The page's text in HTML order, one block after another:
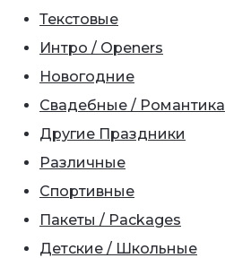
Текстовые
Интро / Openers
Новогодние
Свадебные / Романтика
Другие Праздники
Различные
Спортивные
Пакеты / Packages
Детские / Школьные